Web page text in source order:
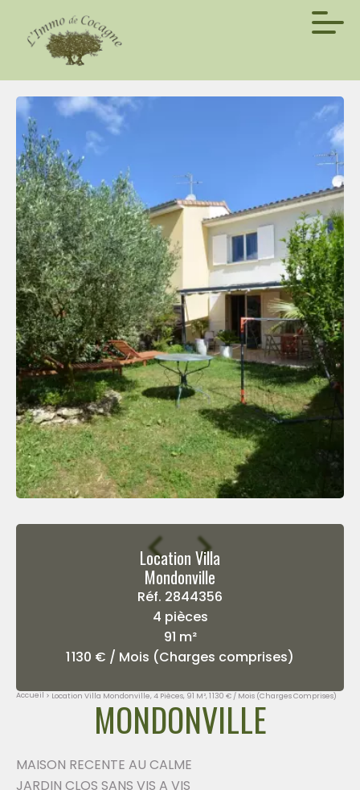
Location Villa
Mondonville
Réf. 2844356
4 pièces
91 m²
1 130 € / Mois (Charges comprises)
Accueil Location Villa Mondonville, 4 Pièces, 91 M², 1 130 € / Mois (Charges Comprises)
MONDONVILLE
MAISON RECENTE AU CALME
JARDIN CLOS SANS VIS A VIS